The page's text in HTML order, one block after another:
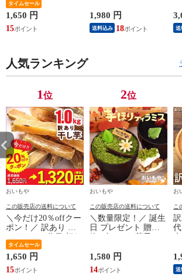
端 干し芋 ほしいも
大入り【1kg】さつま
いも スイーツ お菓
子 わけあり 国産 和
タイムセール
1,650 円
15
イーツ お菓子 わけ
あり 国産 和菓子 お
菓子 メール便 ※こ
1,980 円
送料込み 18 送
人気ランキング
1位
おいもや
この販売店の送料について
＼今だけ20％offクー
ポン！／ 訳あり お
端 干し芋 ほしいも
大入り【1kg】さつま
いも スイーツ お菓
子 わけあり 国産 和
タイムセール
1,650 円
15
2位
おいもや
この販売店の送料について
＼数量限定！／ 誕生
日 プレゼント 贈り
ィラミス ケーキ さ
つまいも おいも コ
ーヒー スイーツ お
1,580 円
14
お
こ
送